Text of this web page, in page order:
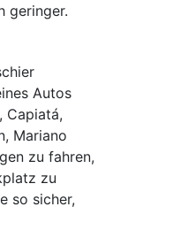
geringer.
Autos
Capiatá,
Mariano
zu fahren,
zu
so sicher,